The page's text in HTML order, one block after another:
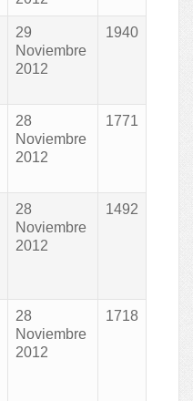
29
Noviembre
2012
1940
28
Noviembre
2012
1771
28
Noviembre
2012
1492
28
Noviembre
2012
1718